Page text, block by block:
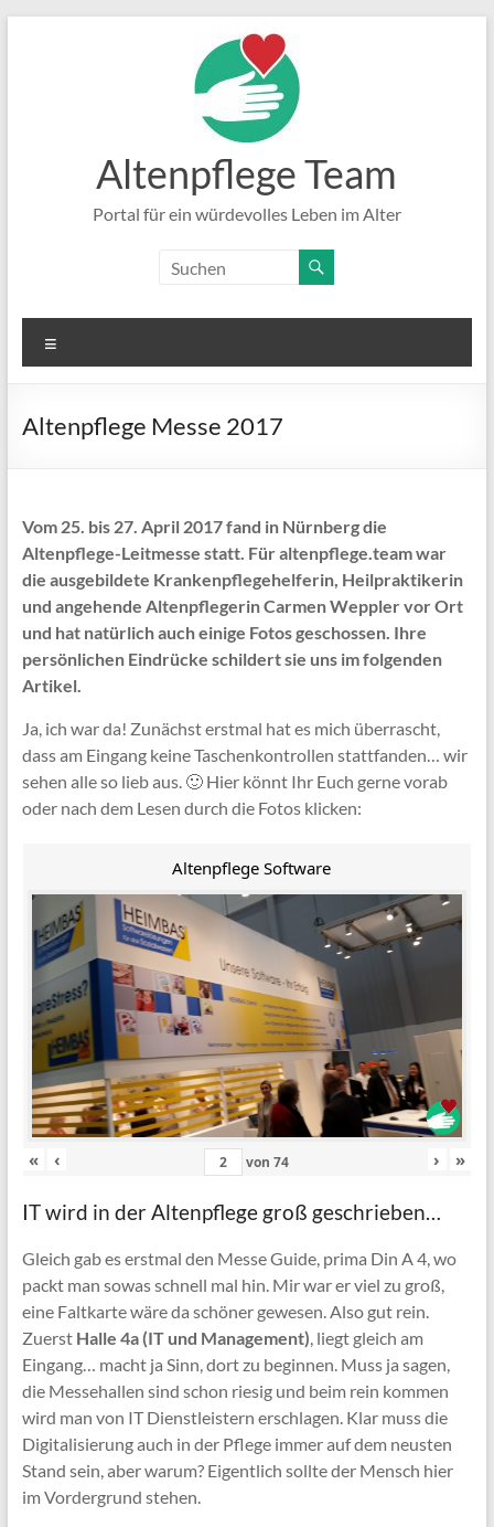
Altenpflege Team
Portal für ein würdevolles Leben im Alter
Altenpflege Messe 2017
Vom 25. bis 27. April 2017 fand in Nürnberg die
Altenpflege-Leitmesse statt. Für altenpflege.team war
die ausgebildete Krankenpflegehelferin, Heilpraktikerin
und angehende Altenpflegerin Carmen Weppler vor Ort
und hat natürlich auch einige Fotos geschossen. Ihre
persönlichen Eindrücke schildert sie uns im folgenden
Artikel.
Ja, ich war da! Zunächst erstmal hat es mich überrascht,
dass am Eingang keine Taschenkontrollen stattfanden… wir
sehen alle so lieb aus. 🙂 Hier könnt Ihr Euch gerne vorab
oder nach dem Lesen durch die Fotos klicken:
Altenpflege Software
« ‹ von74 › »
IT wird in der Altenpflege groß geschrieben…
Gleich gab es erstmal den Messe Guide, prima Din A 4, wo
packt man sowas schnell mal hin. Mir war er viel zu groß,
eine Faltkarte wäre da schöner gewesen. Also gut rein.
Zuerst Halle 4a (IT und Management) , liegt gleich am
Eingang… macht ja Sinn, dort zu beginnen. Muss ja sagen,
die Messehallen sind schon riesig und beim rein kommen
wird man von IT Dienstleistern erschlagen. Klar muss die
Digitalisierung auch in der Pflege immer auf dem neusten
Stand sein, aber warum? Eigentlich sollte der Mensch hier
im Vordergrund stehen.